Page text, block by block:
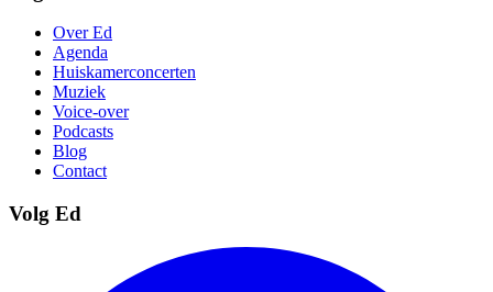
Over Ed
Agenda
Huiskamerconcerten
Muziek
Voice-over
Podcasts
Blog
Contact
Volg Ed